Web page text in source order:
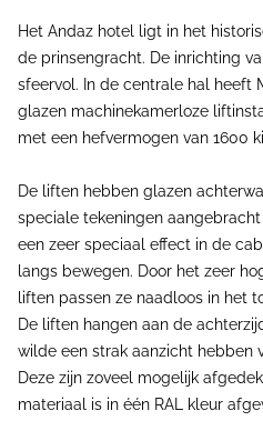
Het Andaz hotel ligt in het
de prinsengracht. De inrichting
sfeervol. In de centrale hal heeft
glazen machinekamerloze
met een hefvermogen van 1600
De liften hebben glazen
speciale tekeningen
een zeer speciaal effect in de
langs bewegen. Door het zeer
liften passen ze naadloos in het
De liften hangen aan de
wilde een strak aanzicht hebben
Deze zijn zoveel mogelijk
materiaal is in één RAL kleur